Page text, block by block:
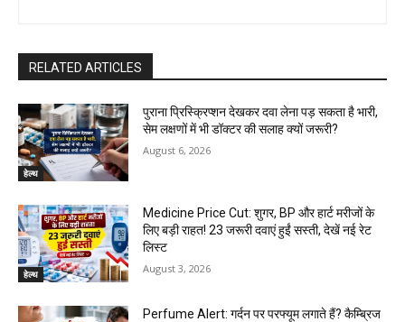
RELATED ARTICLES
हेल्थ
पुराना प्रिस्क्रिप्शन देखकर दवा लेना पड़ सकता है भारी,
सेम लक्षणों में भी डॉक्टर की सलाह क्यों जरूरी?
August 6, 2026
हेल्थ
Medicine Price Cut: शुगर, BP और हार्ट मरीजों के
लिए बड़ी राहत! 23 जरूरी दवाएं हुईं सस्ती, देखें नई रेट
लिस्ट
August 3, 2026
Perfume Alert: गर्दन पर परफ्यूम लगाते हैं? कैम्ब्रिज